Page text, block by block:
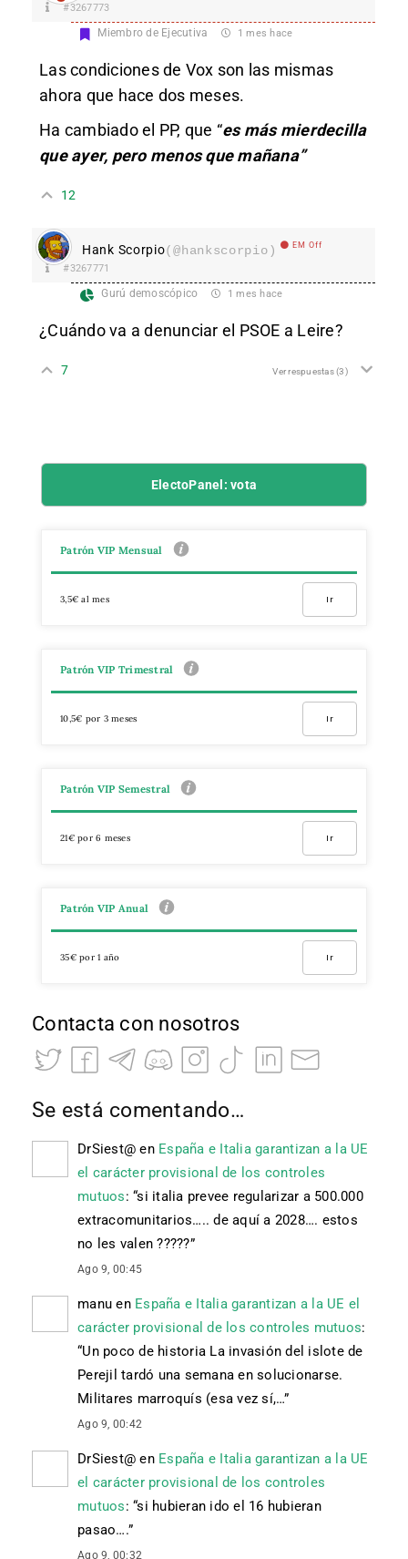
#3267773
Miembro de Ejecutiva 1 mes hace
Las condiciones de Vox son las mismas
ahora que hace dos meses.
Ha cambiado el PP, que “es más mierdecilla
que ayer, pero menos que mañana”
12
Hank Scorpio(@hankscorpio) EM Off
#3267771
Gurú demoscópico 1 mes hace
¿Cuándo va a denunciar el PSOE a Leire?
7 Ver respuestas(3)
ElectoPanel: vota
Patrón VIP Mensual
3,5€ al mes Ir
Patrón VIP Trimestral
10,5€ por 3 meses Ir
Patrón VIP Semestral
21€ por 6 meses Ir
Patrón VIP Anual
35€ por 1 año Ir
Contacta con nosotros
Se está comentando…
DrSiest@ en España e Italia garantizan a la UE
el carácter provisional de los controles
mutuos: “si italia prevee regularizar a 500.000
extracomunitarios….. de aquí a 2028…. estos
no les valen ?????”
Ago 9, 00:45
manu en España e Italia garantizan a la UE el
carácter provisional de los controles mutuos:
“Un poco de historia La invasión del islote de
Perejil tardó una semana en solucionarse.
Militares marroquís (esa vez sí,…”
Ago 9, 00:42
DrSiest@ en España e Italia garantizan a la UE
el carácter provisional de los controles
mutuos: “si hubieran ido el 16 hubieran
pasao….”
Ago 9, 00:32